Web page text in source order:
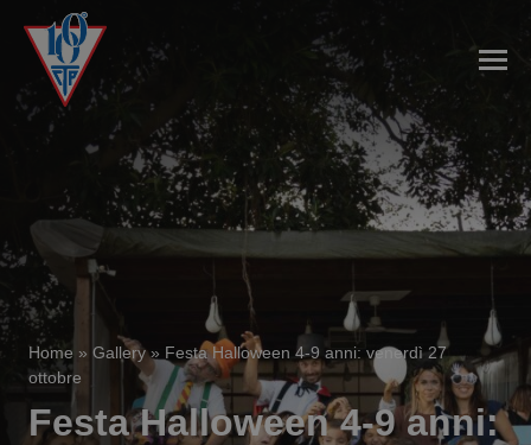
Home » Gallery» Festa Halloween 4-9 anni: venerdì 27
ottobre
Festa Halloween 4-9 anni: